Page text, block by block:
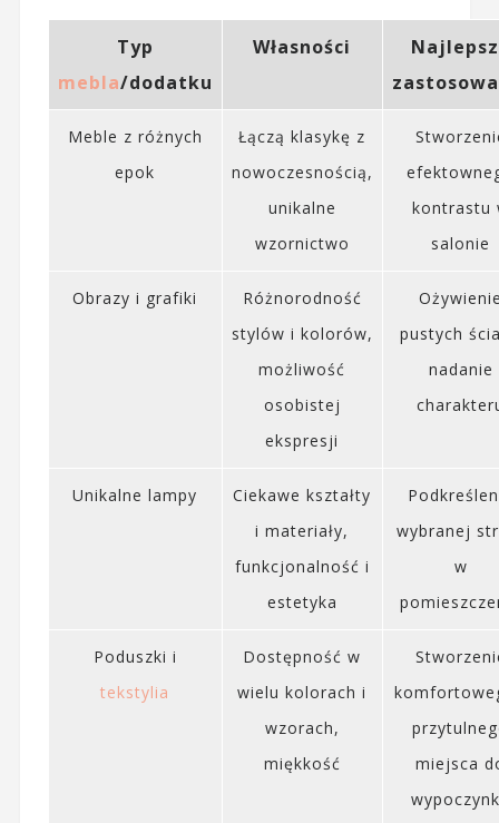
Typ
mebla/dodatku
Własności
Meble z różnych
epok
Łączą klasykę z
nowoczesnością,
unikalne
wzornictwo
kontrastu
salonie
Obrazy i grafiki
Różnorodność
stylów i kolorów,
możliwość
osobistej
ekspresji
pustych
nadanie
Unikalne lampy
Ciekawe kształty
i materiały,
funkcjonalność i
estetyka
wybranej
w
Poduszki i
tekstylia
Dostępność w
wielu kolorach i
wzorach,
miękkość
miejsca